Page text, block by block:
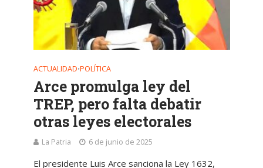
ACTUALIDAD•POLÍTICA
Arce promulga ley del
TREP, pero falta debatir
otras leyes electorales
La Patria 6 de junio de 2025
El presidente Luis Arce sanciona la Ley 1632,